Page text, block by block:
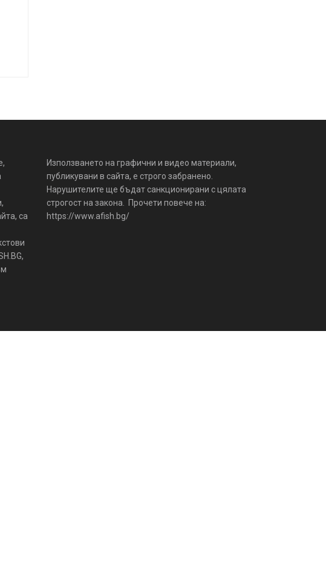
са
Използването на графични и видео материали,
публикувани в сайта, е строго забранено.
Нарушителите ще бъдат санкционирани с цялата
строгост на закона. Прочети повече на:
https://www.afish.bg/